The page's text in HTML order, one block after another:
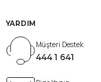
YARDIM
Müşteri Destek
444 1 641